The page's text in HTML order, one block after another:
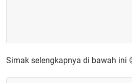
Simak selengkapnya di bawah ini